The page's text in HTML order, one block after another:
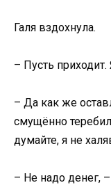
Галя вздохнула.
– Пусть
– Да как же
смущённо
думайте, я не
– Не надо денег, –